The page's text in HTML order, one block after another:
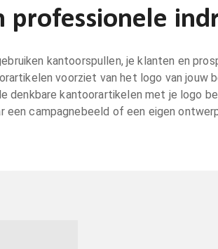
professionele
kantoorspullen, je klanten en
voorziet van het logo van jouw
kantoorartikelen met je logo
campagnebeeld of een eigen